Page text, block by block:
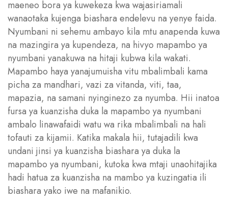
maeneo bora ya kuwekeza kwa wajasiriamali
wanaotaka kujenga biashara endelevu na yenye faida.
Nyumbani ni sehemu ambayo kila mtu anapenda kuwa
na mazingira ya kupendeza, na hivyo mapambo ya
nyumbani yanakuwa na hitaji kubwa kila wakati.
Mapambo haya yanajumuisha vitu mbalimbali kama
picha za mandhari, vazi za vitanda, viti, taa,
mapazia, na samani nyinginezo za nyumba. Hii inatoa
fursa ya kuanzisha duka la mapambo ya nyumbani
ambalo linawafaidi watu wa rika mbalimbali na hali
tofauti za kijamii. Katika makala hii, tutajadili kwa
undani jinsi ya kuanzisha biashara ya duka la
mapambo ya nyumbani, kutoka kwa mtaji unaohitajika
hadi hatua za kuanzisha na mambo ya kuzingatia ili
biashara yako iwe na mafanikio.